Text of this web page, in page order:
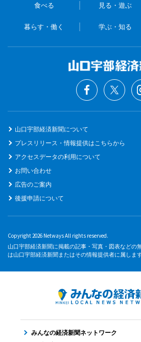
食べる 見る・遊ぶ
暮らす・働く 学ぶ・知る
山口宇部経済新聞について
プレスリリース・情報提供はこちらから
アクセスデータの利用について
お問い合わせ
広告のご案内
後援申請について
Copyright 2026 Netways All rights reserved.
山口宇部経済新聞に掲載の記事・写真・図表などの
は山口宇部経済新聞またはその情報提供者に属します
みんなの経済新聞ネットワーク